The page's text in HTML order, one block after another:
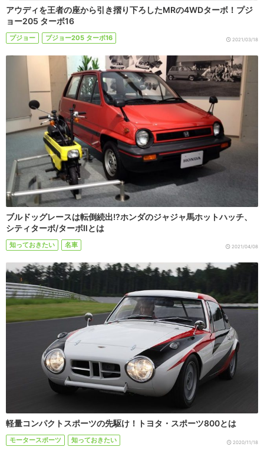
アウディを王者の座から引き摺り下ろしたMRの4WDターボ！プジ
ョー205 ターボ16
プジョー プジョー205 ターボ16 2021/03/18
ブルドッグレースは転倒続出!?ホンダのジャジャ馬ホットハッチ、
シティターボ/ターボⅡとは
知っておきたい 名車 2021/04/08
軽量コンパクトスポーツの先駆け！トヨタ・スポーツ800とは
モータースポーツ 知っておきたい 2020/11/18